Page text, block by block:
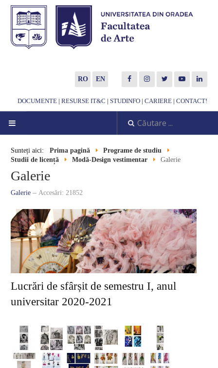
RO EN
DOCUMENTE | RESURSE IT&C | STUDINFO | CARIERE | CONTACT!
DESPRE NOI
Corp profesoral
Conducerea departamentului
Comisii
Informații
Alegeri academice
Studii de licență
Pictură
Sunteți aici: Prima pagină
Programe de studiu
Studii de licență
Modă-Design vestimentar Galerie
Galerie
Galerie Accesări: 21852
Lucrări de sfârșit de semestru I, anul
universitar 2020-2021